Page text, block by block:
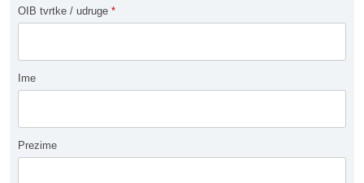
OIB tvrtke / udruge *
Ime
Prezime